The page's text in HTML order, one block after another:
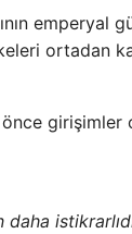
emperyal
ortadan